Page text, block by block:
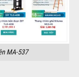
MA-537